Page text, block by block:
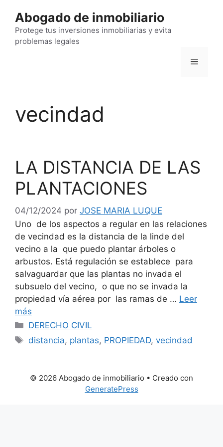
contenido
Abogado de inmobiliario
Protege tus inversiones inmobiliarias y evita
problemas legales
Menú
vecindad
LA DISTANCIA DE LAS
PLANTACIONES
04/12/2024 por JOSE MARIA LUQUE
Uno de los aspectos a regular en las relaciones
de vecindad es la distancia de la linde del
vecino a la que puedo plantar árboles o
arbustos. Está regulación se establece para
salvaguardar que las plantas no invada el
subsuelo del vecino, o que no se invada la
propiedad vía aérea por las ramas de … Leer
más
Categorías
DERECHO CIVIL
Etiquetas
distancia, plantas, PROPIEDAD,vecindad
© 2026 Abogado de inmobiliario • Creado con
GeneratePress